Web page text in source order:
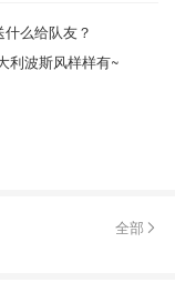
么给队友？
利波斯风样样有~
全部